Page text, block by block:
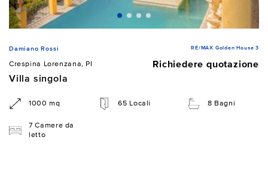
Damiano Rossi RE/MAX Golden House 3
Crespina Lorenzana, PI
Richiedere quotazione
Villa singola
1000 mq 65 Locali 8 Bagni
7 Camere da
letto